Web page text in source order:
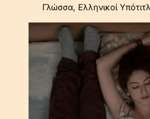
Γλώσσα, Ελληνικοί